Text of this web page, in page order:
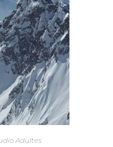
Adultes